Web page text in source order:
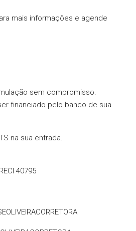
mais informações e agende
sem compromisso.
financiado pelo banco de sua
na sua entrada.
40795